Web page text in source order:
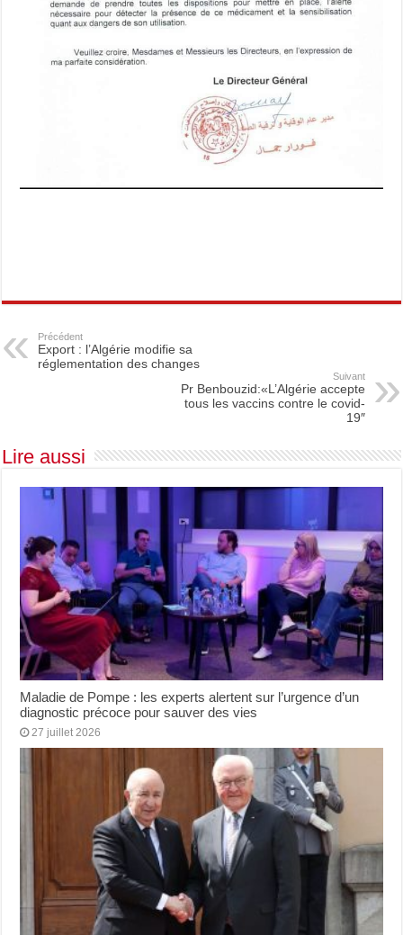
Précédent
Export : l’Algérie modifie sa
réglementation des changes
Suivant
Pr Benbouzid:«L’Algérie accepte
tous les vaccins contre le covid-
19″
Lire aussi
Maladie de Pompe : les experts alertent sur l’urgence d’un
diagnostic précoce pour sauver des vies
27 juillet 2026